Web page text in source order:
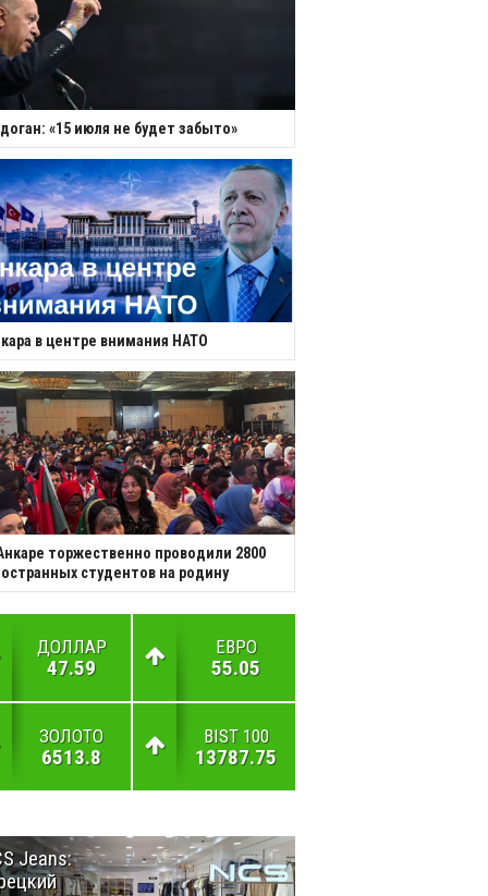
«15 июля не будет забыто»
в центре внимания НАТО
торжественно проводили 2800
студентов на родину
ДОЛЛАР
47.59
ЕВРО
55.05
ЗОЛОТО
6513.8
BIST 100
13787.75
Jeans: